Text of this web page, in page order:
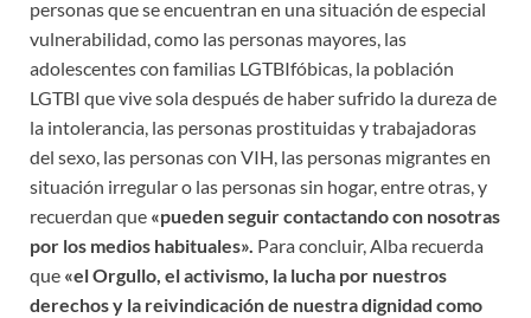
personas que se encuentran en una situación de especial
vulnerabilidad, como las personas mayores, las
adolescentes con familias LGTBIfóbicas, la población
LGTBI que vive sola después de haber sufrido la dureza de
la intolerancia, las personas prostituidas y trabajadoras
del sexo, las personas con VIH, las personas migrantes en
situación irregular o las personas sin hogar, entre otras, y
recuerdan que «pueden seguir contactando con nosotras
por los medios habituales». Para concluir, Alba recuerda
que «el Orgullo, el activismo, la lucha por nuestros
derechos y la reivindicación de nuestra dignidad como